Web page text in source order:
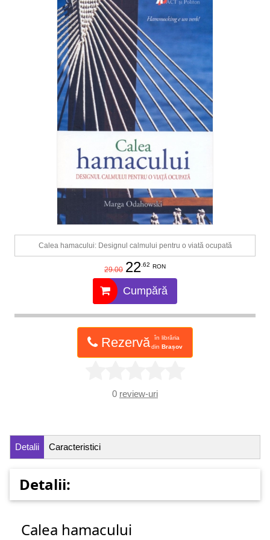
Calea hamacului: Designul calmului pentru o viată ocupată
29.00 22.62 RON
Cumpără
Rezervă
în librăria
din Brașov
0 review-uri
Detalii Caracteristici
Detalii:
Calea hamacului